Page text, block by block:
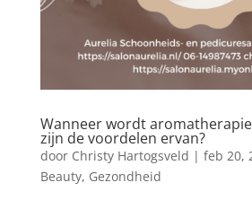
Wanneer wordt
zijn de voordelen ervan?
door Christy Hartogsveld | feb 20,
Beauty, Gezondheid